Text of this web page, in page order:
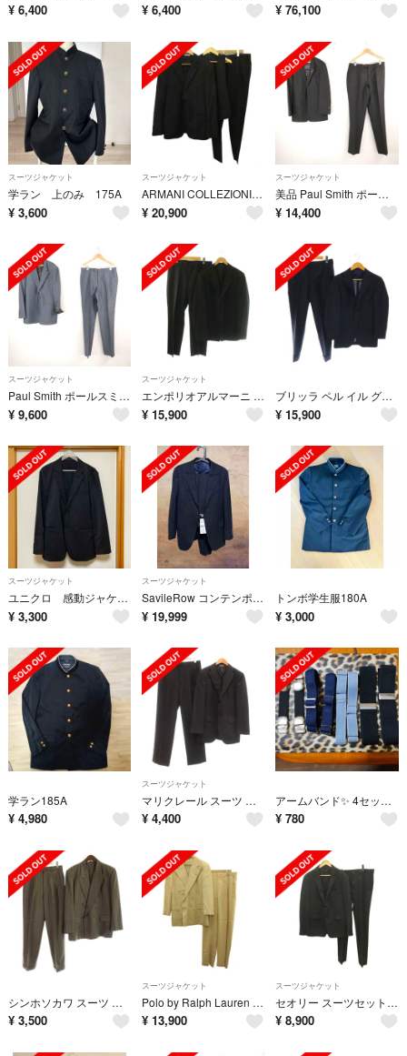
¥ 6,400 ¥ 6,400 ¥ 76,100
スーツジャケット
学ラン 上のみ 175A
¥ 3,600
スーツジャケット
ARMANI COLLEZIONI 3ピーススーツ フォーマル セットアップ
¥ 20,900
スーツジャケット
美品 Paul Smith ポールスミス スーツ ウール100％ ストライプ 背抜き オーダー ビジネス メンズ AD1919A40
¥ 14,400
スーツジャケット
Paul Smith ポールスミス スーツ ブルーグレー 背抜き オーダー ビジネス メンズ AD1918A44
¥ 9,600
スーツジャケット
エンポリオアルマーニ セットアップ スーツ テーラードジャケット スラックス
¥ 15,900
ブリッラ ペル イル グスト 3Bスーツ セットアップ テラードジャケット
¥ 15,900
スーツジャケット
ユニクロ 感動ジャケット メンズ ネイビー / L サイズ
¥ 3,300
スーツジャケット
SavileRow コンテンポラリーライン スーツ NSR050 A5 新品
¥ 19,999
トンボ学生服180A
¥ 3,000
学ラン185A
¥ 4,980
スーツジャケット
マリクレール スーツ テーラードジャケット 背抜き パンツ スラックス 96
¥ 4,400
アームバンド✨ 4セットまとめ売り✨ ほぼ新品未使用✨
¥ 780
シンホソカワ スーツ フォーマル ジャケット パンツ M 茶 ブラウン
¥ 3,500
スーツジャケット
Polo by Ralph Lauren スーツ セットアップ ベージュ
¥ 13,900
スーツジャケット
セオリー スーツセット フォーマル 40 黒 長袖 シングルブレスト
¥ 8,900